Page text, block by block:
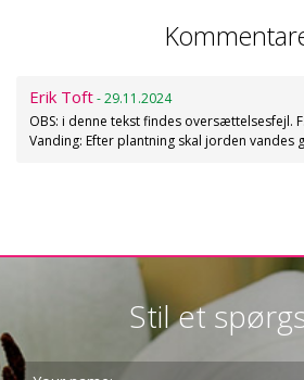
Erik Toft- 29.11.2024
OBS: i denne tekst findes oversættelsesfejl.
Vanding: Efter plantning skal jorden vandes
Stil et